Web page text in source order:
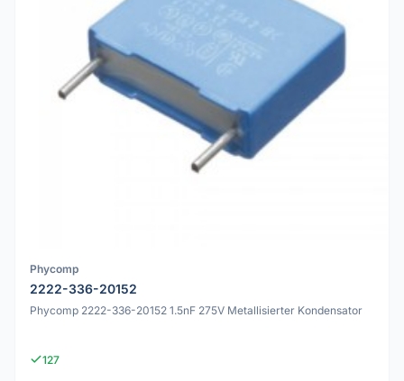
Phycomp
2222-336-20152
Phycomp 2222-336-20152 1.5nF 275V Metallisierter Kondensator
127